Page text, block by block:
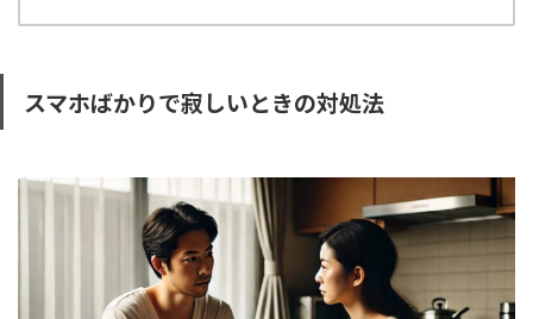
スマホばかりで寂しいときの対処法